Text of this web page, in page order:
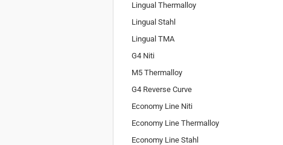
Lingual Thermalloy
Lingual Stahl
Lingual TMA
G4 Niti
M5 Thermalloy
G4 Reverse Curve
Economy Line Niti
Economy Line Thermalloy
Economy Line Stahl